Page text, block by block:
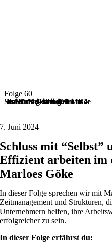
Folge 60
Schluss mit “Selbst” und “Ständig” – Effizient arbeiten im digitalen Zeitalter mit Marloes Göke
7. Juni 2024
Schluss mit “Selbst”
Effizient arbeiten
Marloes Göke
In dieser Folge sprechen wir mit
Zeitmanagement und Strukturen,
Unternehmern helfen, ihre
erfolgreicher zu sein.
In dieser Folge erfährst du: